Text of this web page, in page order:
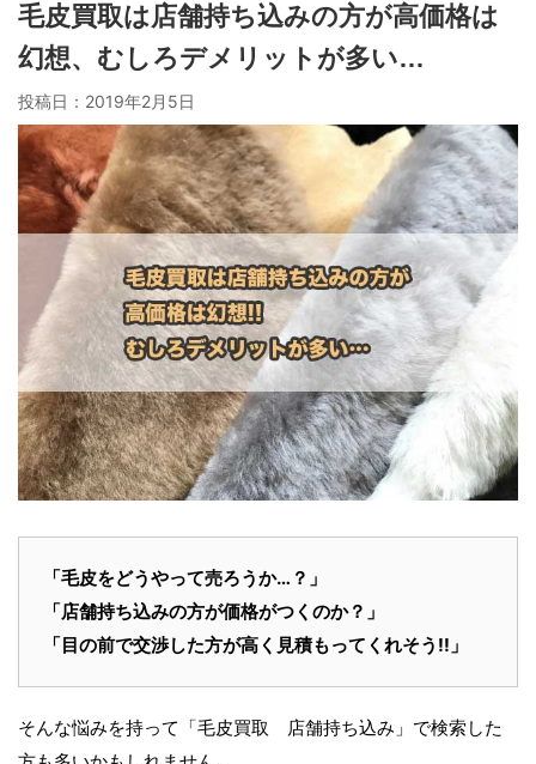
毛皮買取は店舗持ち込みの方が高価格は
幻想、むしろデメリットが多い…
投稿日： 2019年2月5日
「毛皮をどうやって売ろうか…？」
「店舗持ち込みの方が価格がつくのか？」
「目の前で交渉した方が高く見積もってくれそう!!」
そんな悩みを持って「毛皮買取 店舗持ち込み」で検索した